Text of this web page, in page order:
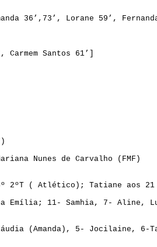
36’ ,73’, Lorane 59’ ,
, Carmem Santos 61’]
)
Nunes de Carvalho (FMF)
2ºT ( Atlético); Tatiane aos
Emília; 11- Samhia, 7- Aline,
(Amanda), 5- Jocilaine , 6-